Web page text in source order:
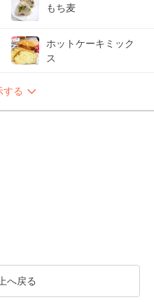
もち麦
ホットケーキミック
ス
する
へ戻る